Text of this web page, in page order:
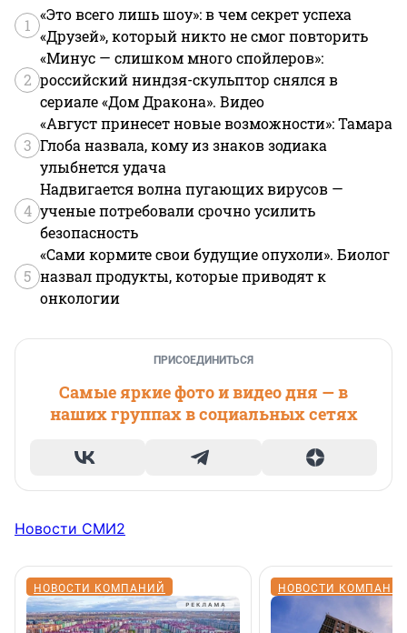
1
«Это всего лишь шоу»: в чем секрет успеха
«Друзей», который никто не смог повторить
2
«Минус — слишком много спойлеров»:
российский ниндзя-скульптор снялся в
сериале «Дом Дракона». Видео
3
«Август принесет новые возможности»: Тамара
Глоба назвала, кому из знаков зодиака
улыбнется удача
4
Надвигается волна пугающих вирусов —
ученые потребовали срочно усилить
безопасность
5
«Сами кормите свои будущие опухоли». Биолог
назвал продукты, которые приводят к
онкологии
ПРИСОЕДИНИТЬСЯ
Самые яркие фото и видео дня — в
наших группах в социальных сетях
Новости СМИ2
НОВОСТИ КОМПАНИЙ НОВОСТИ